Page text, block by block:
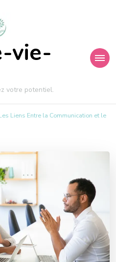
vie-
votre potentiel.
Liens Entre la Communication et le